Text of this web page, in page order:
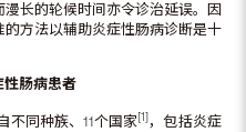
长的轮候时间亦令诊治延误。因
方法以辅助炎症性肠病诊断是十
性肠病患者
不同种族、11个国家[1] ，包括炎症